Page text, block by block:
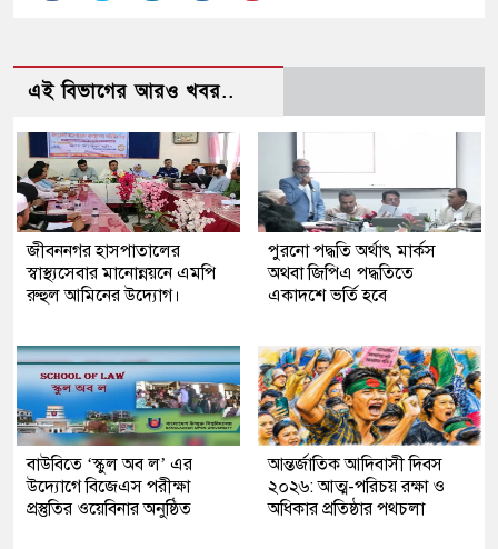
এই বিভাগের আরও খবর..
জীবননগর হাসপাতালের
স্বাস্থ্যসেবার মানোন্নয়নে এমপি
রুহুল আমিনের উদ্যোগ।
পুরনো পদ্ধতি অর্থাৎ মার্কস
অথবা জিপিএ পদ্ধতিতে
একাদশে ভর্তি হবে
বাউবিতে ‘স্কুল অব ল’ এর
উদ্যােগে বিজেএস পরীক্ষা
প্রস্তুতির ওয়েবিনার অনুষ্ঠিত
আন্তর্জাতিক আদিবাসী দিবস
২০২৬: আত্ম-পরিচয় রক্ষা ও
অধিকার প্রতিষ্ঠার পথচলা